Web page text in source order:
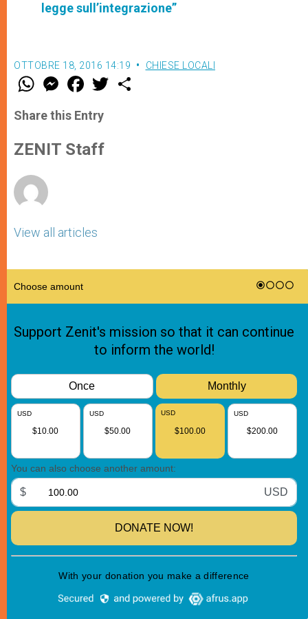
legge sull’integrazione”
OTTOBRE 18, 2016 14:19 CHIESE LOCALI
W
t
s
p
p
M
e
s
e
g
e
F
a
e
b
o
k
w
Share this Entry
ZENIT Staff
View all articles